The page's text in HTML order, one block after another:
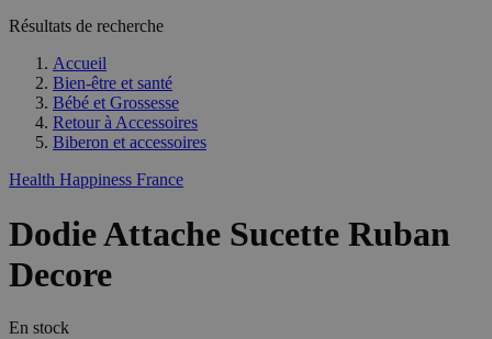
Résultats de recherche
Accueil
Bien-être et santé
Bébé et Grossesse
Retour à Accessoires
Biberon et accessoires
Health Happiness France
Dodie Attache Sucette Ruban
Decore
En stock